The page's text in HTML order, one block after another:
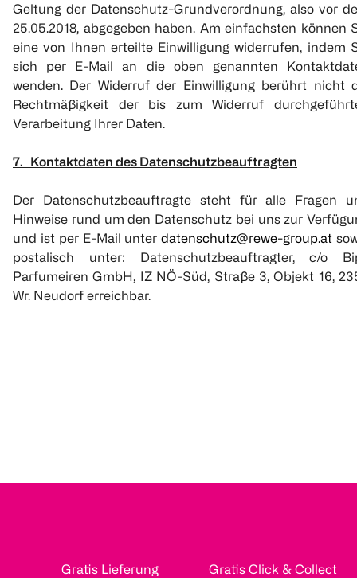
Geltung der Datenschutz-Grundverordnung, also vor
25.05.2018, abgegeben haben. Am einfachsten können
eine von Ihnen erteilte Einwilligung widerrufen, indem
sich per E-Mail an die oben genannten
wenden. Der Widerruf der Einwilligung berührt nicht
Rechtmäßigkeit der bis zum Widerruf
Verarbeitung Ihrer Daten.
7. Kontaktdaten des Datenschutzbeauftragten
Der Datenschutzbeauftragte steht für alle Fragen
Hinweise rund um den Datenschutz bei uns zur
und ist per E-Mail unterdatenschutz@rewe-group.at
postalisch unter: Datenschutzbeauftragter, c/o
Parfumeiren GmbH, IZ NÖ-Süd, Straße 3, Objekt 16,
Wr. Neudorf erreichbar.
Gratis Lieferung
Gratis Click & Collect